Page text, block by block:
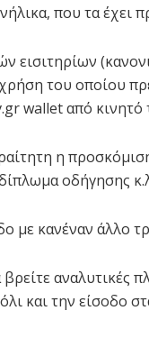
που τα
του οποίου
wallet από κινητό
η
οδήγησης
με κανέναν άλλο
αναλυτικές
και την είσοδο